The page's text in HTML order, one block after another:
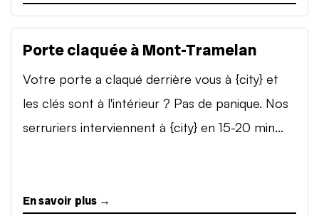
Porte claquée à Mont-Tramelan
Votre porte a claqué derrière vous à {city} et
les clés sont à l'intérieur ? Pas de panique. Nos
serruriers interviennent à {city} en 15-20 min...
En savoir plus →